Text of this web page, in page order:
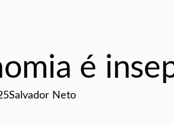
é
Salvador Neto